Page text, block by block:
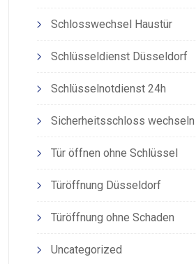
Schlosswechsel Haustür
Schlüsseldienst Düsseldorf
Schlüsselnotdienst 24h
Sicherheitsschloss wechseln
Tür öffnen ohne Schlüssel
Türöffnung Düsseldorf
Türöffnung ohne Schaden
Uncategorized